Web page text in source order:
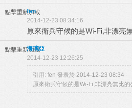
點擊重新加載
fen
2014-12-23 08:34:16
原來衛兵守候的是Wi-Fi,非漂亮
點擊重新加載
海璃亞
2014-12-23 12:26:25
引用: fen 發表於 2014-12-23 08:34
原來衛兵守候的是Wi-Fi,非漂亮無比的